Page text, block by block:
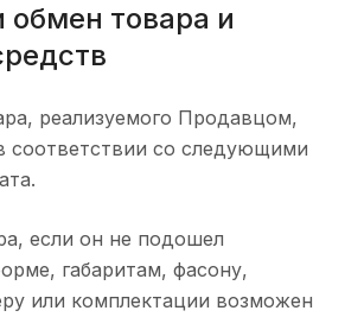
обмен товара и
реализуемого Продавцом,
соответствии со следующими
если он не подошел
габаритам, фасону,
или комплектации возможен